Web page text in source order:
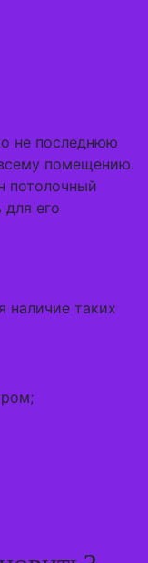
не последнюю
помещению.
потолочный
его
наличие таких